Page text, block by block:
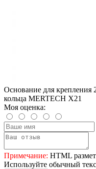
Основание для крепления
кольца MERTECH X21
Моя оценка:
Примечание: HTML
Используйте обычный